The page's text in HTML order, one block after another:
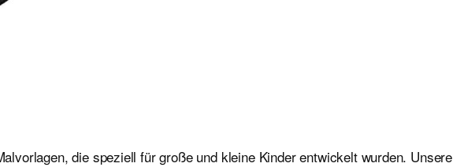
die speziell für große und kleine Kinder entwickelt wurden. Unsere